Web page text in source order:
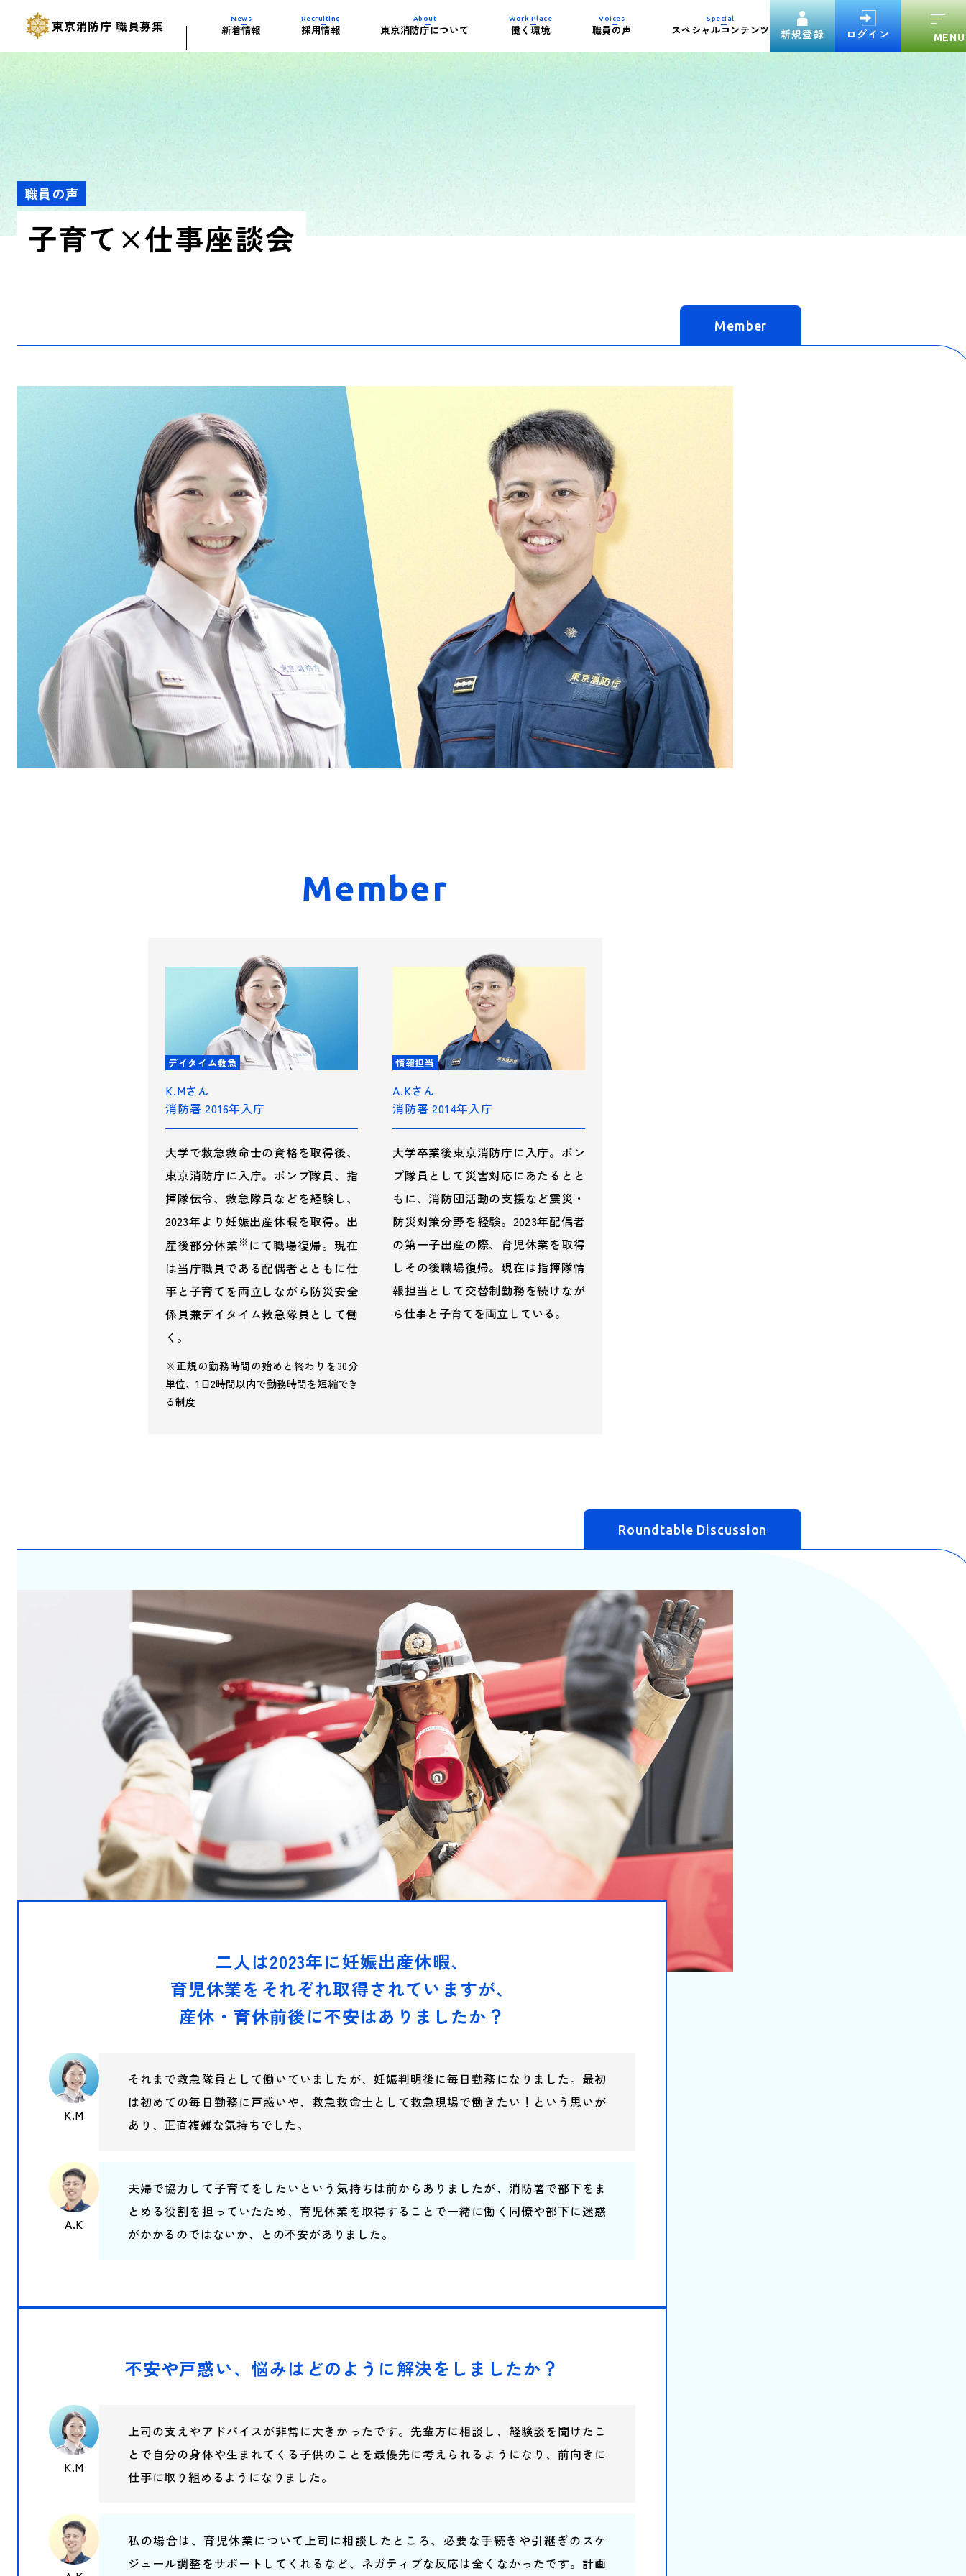
東京消防庁 職員募集 News
新着情報
Recruiting
採用情報
採用試験の変更内容について
パンフレット・試験案内ダウンロード
過去の試験問題ダウンロード
About
東京消防庁について
Work Place
働く環境
Voices
職員の声
Special
スペシャルコンテンツ
活躍する自動車整備士
新規登録 ログイン
職員の声
子育て×仕事座談会
Member
Member
デイタイム救急
K.Mさん
消防署 2016年入庁
大学で救急救命士の資格を取得後、
東京消防庁に入庁。ポンプ隊員、指
揮隊伝令、救急隊員などを経験し、
2023年より妊娠出産休暇を取得。出
産後部分休業 ※ にて職場復帰。現在
は当庁職員である配偶者とともに仕
事と子育てを両立しながら防災安全
係員兼デイタイム救急隊員として働
く。
※正規の勤務時間の始めと終わりを30分
単位、1日2時間以内で勤務時間を短縮でき
る制度
情報担当
A.Kさん
消防署 2014年入庁
大学卒業後東京消防庁に入庁。ポン
プ隊員として災害対応にあたるとと
もに、消防団活動の支援など震災・
防災対策分野を経験。2023年配偶者
の第一子出産の際、育児休業を取得
しその後職場復帰。現在は指揮隊情
報担当として交替制勤務を続けなが
ら仕事と子育てを両立している。
Roundtable Discussion
二人は2023年に妊娠出産休暇、
育児休業をそれぞれ取得されていますが、
産休・育休前後に不安はありましたか？
K.M
それまで救急隊員として働いていましたが、妊娠判明後に毎日勤務になりました。最初
は初めての毎日勤務に戸惑いや、救急救命士として救急現場で働きたい！という思いが
あり、正直複雑な気持ちでした。
A.K
夫婦で協力して子育てをしたいという気持ちは前からありましたが、消防署で部下をま
とめる役割を担っていたため、育児休業を取得することで一緒に働く同僚や部下に迷惑
がかかるのではないか、との不安がありました。
不安や戸惑い、悩みは どのように解決をしましたか？
K.M
上司の支えやアドバイスが非常に大きかったです。先輩方に相談し、経験談を聞けたこ
とで自分の身体や生まれてくる子供のことを最優先に考えられるようになり、前向きに
仕事に取り組めるようになりました。
私の場合は、育児休業について上司に相談したところ、必要な手続きや引継ぎのスケ
ジュール調整をサポートしてくれるなど、ネガティブな反応は全くなかったです。計画